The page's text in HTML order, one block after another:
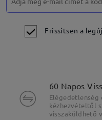
Frissítsen a
60 Napos
Elégedetlenség
kézhezvételtől
visszaküldhető